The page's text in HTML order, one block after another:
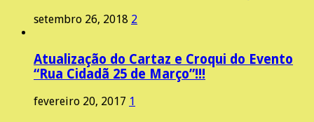
setembro 26, 2018 2
Atualização do Cartaz e Croqui do Evento
“Rua Cidadã 25 de Março”!!!
fevereiro 20, 2017 1